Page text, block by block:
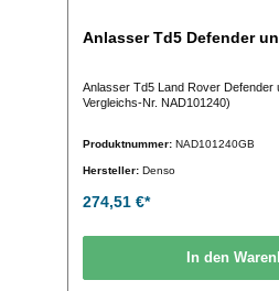
Anlasser Td5 Defender
Anlasser Td5 Land Rover
Vergleichs-Nr. NAD101240)
Produktnummer: NAD101240GB
Hersteller: Denso
274,51 €*
In den